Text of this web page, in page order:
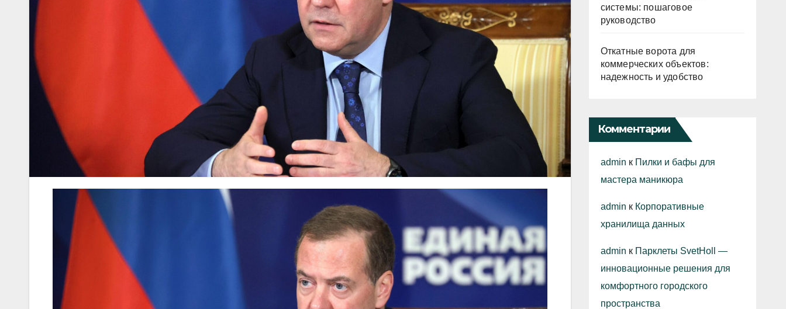
системы: пошаговое
руководство
Откатные ворота для
коммерческих объектов:
надежность и удобство
Комментарии
admin к Пилки и бафы для
мастера маникюра
admin к Корпоративные
хранилища данных
admin к Парклеты SvetHoll —
инновационные решения для
комфортного городского
пространства